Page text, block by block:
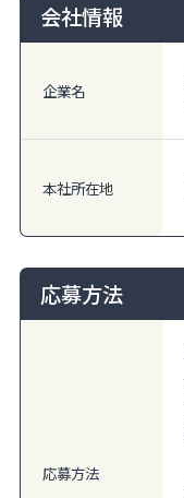
会社情報
企業名
本社所在地
応募方法
応募方法